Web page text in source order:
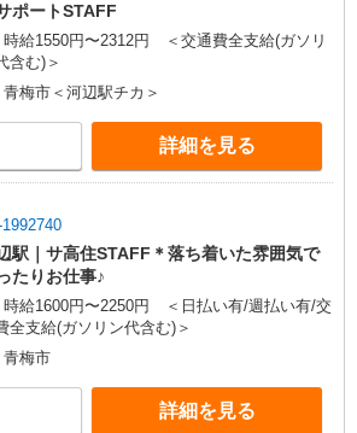
ポートSTAFF
時給1550円〜2312円 ＜交通費全支給(ガソリ
含む)＞
青梅市＜河辺駅チカ＞
詳細を見る
駅｜サ高住STAFF＊落ち着いた雰囲気で
たりお仕事♪
時給1600円〜2250円 ＜日払い有/週払い有/交
全支給(ガソリン代含む)＞
青梅市
詳細を見る